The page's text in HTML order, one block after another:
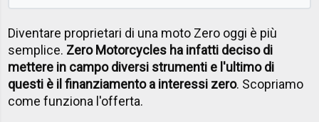
Diventare proprietari di una moto Zero oggi è più
semplice. Zero Motorcycles ha infatti deciso di
mettere in campo diversi strumenti e l'ultimo di
questi è il finanziamento a interessi zero. Scopriamo
come funziona l'offerta.